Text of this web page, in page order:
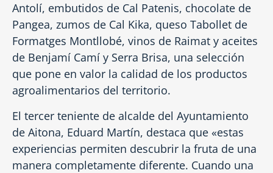
Antolí, embutidos de Cal Patenis, chocolate de
Pangea, zumos de Cal Kika, queso Tabollet de
Formatges Montllobé, vinos de Raimat y aceites
de Benjamí Camí y Serra Brisa, una selección
que pone en valor la calidad de los productos
agroalimentarios del territorio.
El tercer teniente de alcalde del Ayuntamiento
de Aitona, Eduard Martín, destaca que «estas
experiencias permiten descubrir la fruta de una
manera completamente diferente. Cuando una